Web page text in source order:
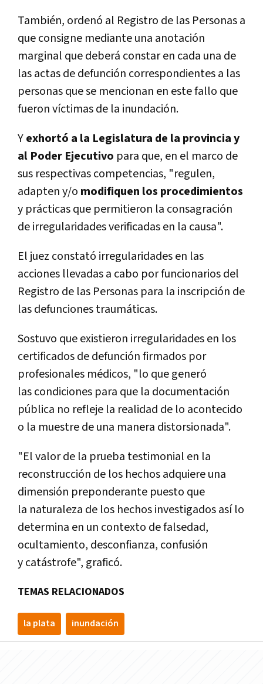
También, ordenó al Registro de las Personas a
que consigne mediante una anotación
marginal que deberá constar en cada una de
las actas de defunción correspondientes a las
personas que se mencionan en este fallo que
fueron víctimas de la inundación.
Yexhortó a la Legislatura de la provincia y
al Poder Ejecutivo para que, en el marco de
sus respectivas competencias, "regulen,
adapten y/o modifiquen los procedimientos
y prácticas que permitieron la consagración
de irregularidades verificadas en la causa".
El juez constató irregularidades en las
acciones llevadas a cabo por funcionarios del
Registro de las Personas para la inscripción de
las defunciones traumáticas.
Sostuvo que existieron irregularidades en los
certificados de defunción firmados por
profesionales médicos, "lo que generó
las condiciones para que la documentación
pública no refleje la realidad de lo acontecido
o la muestre de una manera distorsionada".
"El valor de la prueba testimonial en la
reconstrucción de los hechos adquiere una
dimensión preponderante puesto que
la naturaleza de los hechos investigados así lo
determina en un contexto de falsedad,
ocultamiento, desconfianza, confusión
y catástrofe", graficó.
TEMAS RELACIONADOS
la plata inundación